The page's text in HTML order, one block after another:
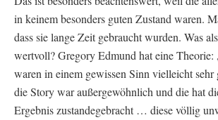
in keinem besonders guten Zustand waren.
dass sie lange Zeit gebraucht wurden. Was
wertvoll? Gregory Edmund hat eine Theorie:
waren in einem gewissen Sinn vielleicht
die Story war außergewöhnlich und die hat
Ergebnis zustandegebracht … diese völlig